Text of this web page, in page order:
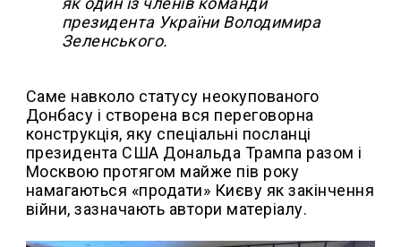
президента України Володимира
Зеленського.
Саме навколо статусу неокупованого
Донбасу і створена вся переговорна
конструкція, яку спеціальні посланці
президента США Дональда Трампа разом і
Москвою протягом майже пів року
намагаються «продати» Києву як закінчення
війни, зазначають автори матеріалу.